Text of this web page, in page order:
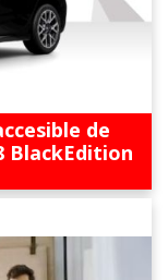
de
BlackEdition